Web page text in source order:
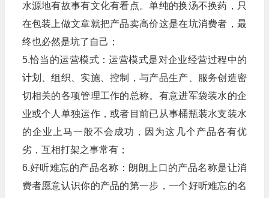
水源地有故事有文化有看点。单纯的换汤不换药，只
在包装上做文章就把产品卖高价这是在坑消费者，最
终也必然是坑了自己；
5.恰当的运营模式：运营模式是对企业经营过程中的
计划、组织、实施、控制，与产品生产、服务创造密
切相关的各项管理工作的总称。有意进军袋装水的企
业或个人单独运作，或者目前已从事桶瓶装水支装水
的企业上马一般不会成功，因为这几个产品各有优
劣，互相打架之事常有；
6.好听难忘的产品名称：朗朗上口的产品名称是让消
费者愿意认识你的产品的第一步，一个好听难忘的名